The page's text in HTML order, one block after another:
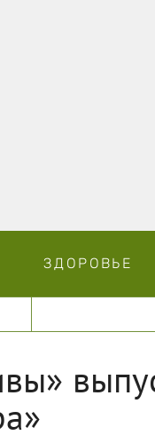
ЗДОРОВЬЕ